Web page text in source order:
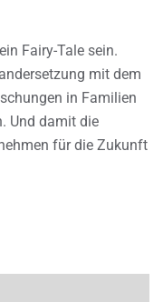
Fairy-Tale sein.
mit dem
in Familien
Und damit die
für die Zukunft